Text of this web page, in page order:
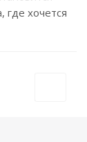
где хочется